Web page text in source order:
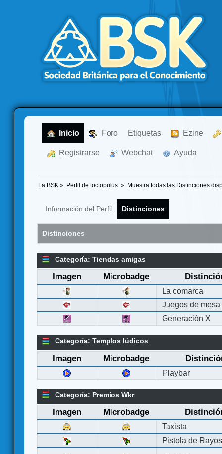
Inicio Foro Etiquetas Ezine
Registrarse Webchat Ayuda
La BSK » Perfil de toctopulus » Muestra todas las Distinciones
Información del Perfil Distinciones
Distinciones
Categoría: Tiendas amigas
Imagen Microbadge
La comarca
Juegos de mesa
Generación X
Categoría: Templos lúdicos
Imagen Microbadge
Playbar
Categoría: Premios Wkr
Imagen Microbadge
Taxista
Pistola de Rayos